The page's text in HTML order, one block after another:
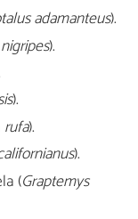
adamanteus).
).
).
rufa).
).
(Graptemys